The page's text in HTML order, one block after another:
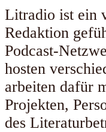
Litradio ist ein
Redaktion
Podcast-
hosten
arbeiten dafür
Projekten,
des